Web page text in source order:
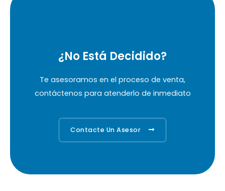
¿No Está Decidido?
Te asesoramos en el proceso de venta,
contáctenos para atenderlo de inmediato
Contacte Un Asesor